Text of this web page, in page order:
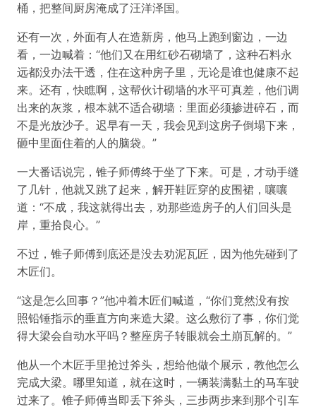
桶，把整间厨房淹成了汪洋泽国。
还有一次，外面有人在造新房，他马上跑到窗边，一边
看，一边喊着：“他们又在用红砂石砌墙了，这种石料永
远都没办法干透，住在这种房子里，无论是谁也健康不起
来。还有，快瞧啊，这帮伙计砌墙的水平可真差，他们调
出来的灰浆，根本就不适合砌墙：里面必须掺进碎石，而
不是光放沙子。迟早有一天，我会见到这房子倒塌下来，
砸中里面住着的人的脑袋。”
一大番话说完，锥子师傅终于坐了下来。可是，才动手缝
了几针，他就又跳了起来，解开鞋匠穿的皮围裙，嚷嚷
道：“不成，我这就得出去，劝那些造房子的人们回头是
岸，重拾良心。”
不过，锥子师傅到底还是没去劝泥瓦匠，因为他先碰到了
木匠们。
“这是怎么回事？”他冲着木匠们喊道，“你们竟然没有按
照铅锤指示的垂直方向来造大梁。这么敷衍了事，你们觉
得大梁会自动水平吗？整座房子转眼就会土崩瓦解的。”
他从一个木匠手里抢过斧头，想给他做个展示，教他怎么
完成大梁。哪里知道，就在这时，一辆装满黏土的马车驶
过来了。锥子师傅当即丢下斧头，三步两步来到那个引车